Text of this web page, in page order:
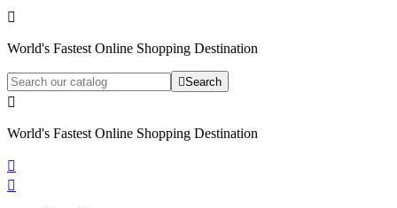

World's Fastest Online Shopping Destination
Search

World's Fastest Online Shopping Destination

